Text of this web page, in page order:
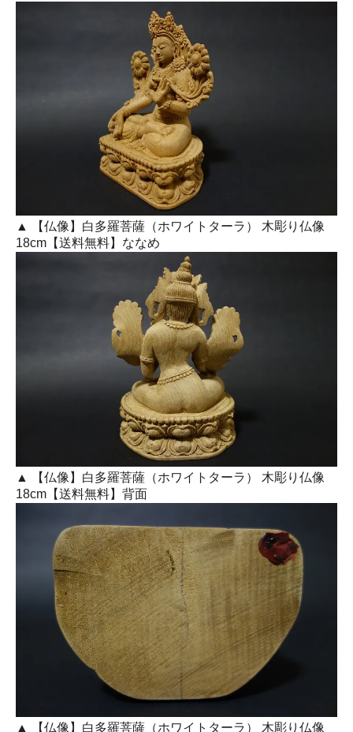
▲ 【仏像】白多羅菩薩（ホワイトターラ） 木彫り仏像
18cm【送料無料】ななめ
▲ 【仏像】白多羅菩薩（ホワイトターラ） 木彫り仏像
18cm【送料無料】背面
▲ 【仏像】白多羅菩薩（ホワイトターラ） 木彫り仏像